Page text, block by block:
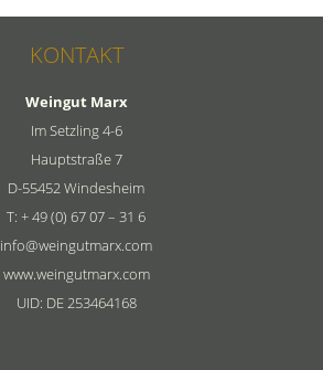
KONTAKT
Weingut Marx
Im Setzling 4-6
Hauptstraße 7
D-55452 Windesheim
T: + 49 (0) 67 07 – 31 6
info@weingutmarx.com
www.weingutmarx.com
UID: DE 253464168